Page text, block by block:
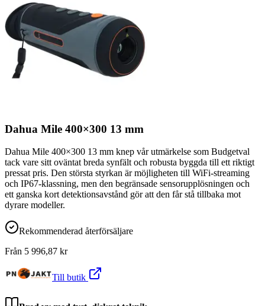
Dahua Mile 400×300 13 mm
Dahua Mile 400×300 13 mm knep vår utmärkelse som Budgetval
tack vare sitt oväntat breda synfält och robusta byggda till ett riktigt
pressat pris. Den största styrkan är möjligheten till WiFi-streaming
och IP67-klassning, men den begränsade sensorupplösningen och
ett ganska kort detektionsavstånd gör att den får stå tillbaka mot
dyrare modeller.
Rekommenderad återförsäljare
Från 5 996,87 kr
Till butik